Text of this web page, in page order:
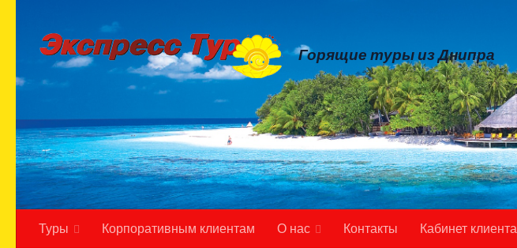
Skip to content
Горящие туры из Днипра
Туры Корпоративным клиентам О нас Контакты Кабинет клиента